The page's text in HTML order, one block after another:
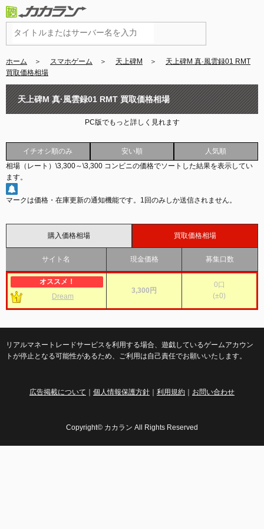
ホーム ＞ スマホゲーム ＞ 天上碑M ＞ 天上碑M 真·風雲録01 RMT
買取価格相場
天上碑M 真·風雲録01 RMT 買取価格相場
PC版でもっと詳しく見れます
イチオシ順のみ 安い順
人気順
相場（レート） \3,300～\3,300 コンビニの価格でソートした結果を表示してい
ます。
マークは価格・在庫更新の通知機能です。 1回のみしか送信されません。
購入価格相場 買取価格相場
サイト名 現金価格 募集口数
Dream
3,300円
0口
(±0)
リアルマネートレードサービスを利用する場合、遊戯しているゲームアカウン
トが停止となる可能性があるため、ご利用は自己責任でお願いいたします。
広告掲載について 個人情報保護方針 利用規約 お問い合わせ
Copyright© カカラン All Rights Reserved